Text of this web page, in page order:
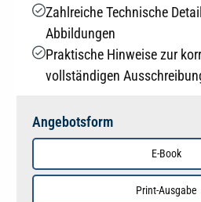
Zahlreiche Technische
Abbildungen
Praktische Hinweise zur
vollständigen
Angebotsform
E-Book
Print-Ausgabe